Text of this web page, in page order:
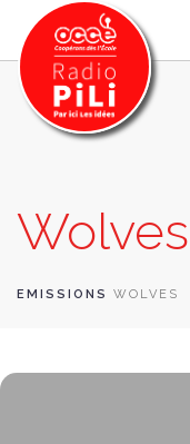
GRILLE DES
EMISSIONS /
Wolves
EMISSIONS WOLVES